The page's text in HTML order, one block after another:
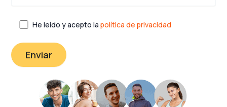
He leído y acepto lapolítica de privacidad